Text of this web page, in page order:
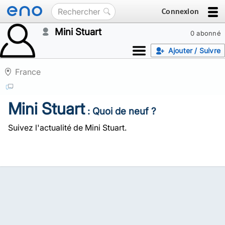
Connexion
0 abonné
Mini Stuart
Ajouter / Suivre
France
Mini Stuart: Quoi de neuf ?
Suivez l'actualité de Mini Stuart.